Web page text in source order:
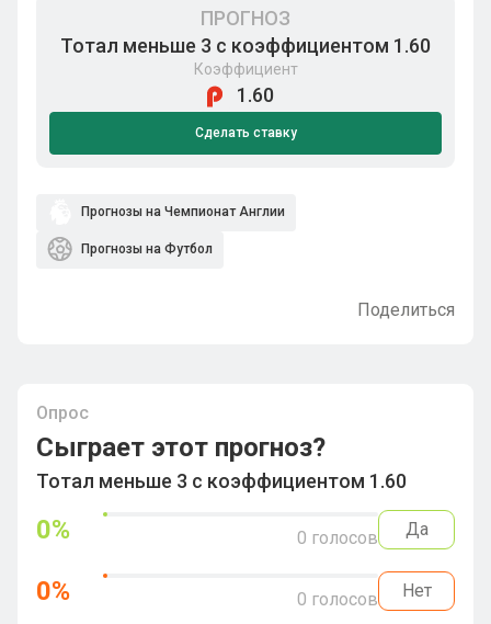
ПРОГНОЗ
Тотал меньше 3 с коэффициентом 1.60
Коэффициент
1.60
Сделать ставку
Прогнозы на Чемпионат Англии
Прогнозы на Футбол
Поделиться
Опрос
Сыграет этот прогноз?
Тотал меньше 3 с коэффициентом 1.60
0% 0 голосов Да
0% 0 голосов Нет